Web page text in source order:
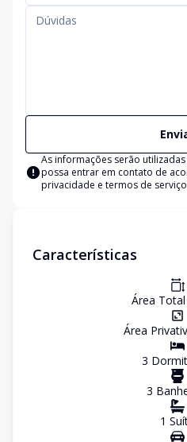
As informações serão
possa entrar em contato de
privacidade e termos de serviço
Características
Área Total
Área
3
3
1